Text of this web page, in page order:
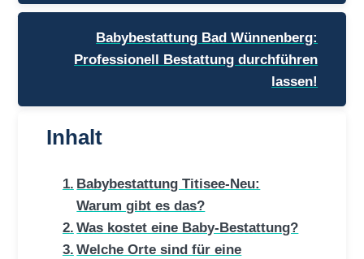
Babybestattung Bad Wünnenberg:
Professionell Bestattung durchführen
lassen!
Inhalt
Babybestattung Titisee-Neu:
Warum gibt es das?
Was kostet eine Baby-Bestattung?
Welche Orte sind für eine